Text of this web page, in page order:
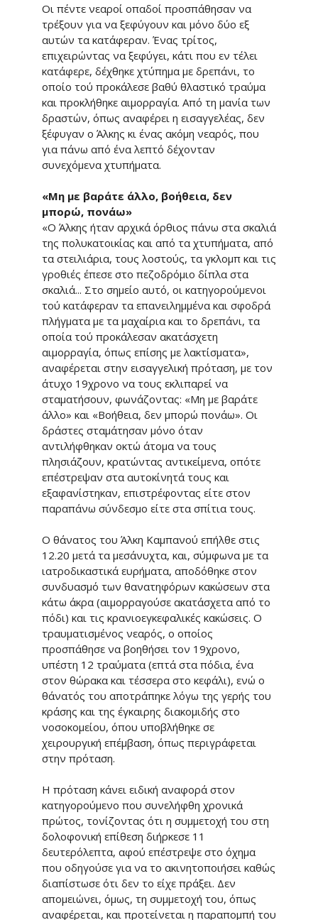
Οι πέντε νεαροί οπαδοί προσπάθησαν να
τρέξουν για να ξεφύγουν και μόνο δύο εξ
αυτών τα κατάφεραν. Ένας τρίτος,
επιχειρώντας να ξεφύγει, κάτι που εν τέλει
κατάφερε, δέχθηκε χτύπημα με δρεπάνι, το
οποίο τού προκάλεσε βαθύ θλαστικό τραύμα
και προκλήθηκε αιμορραγία. Από τη μανία των
δραστών, όπως αναφέρει η εισαγγελέας, δεν
ξέφυγαν ο Άλκης κι ένας ακόμη νεαρός, που
για πάνω από ένα λεπτό δέχονταν
συνεχόμενα χτυπήματα.
«Μη με βαράτε άλλο, βοήθεια, δεν
μπορώ, πονάω»
«Ο Άλκης ήταν αρχικά όρθιος πάνω στα σκαλιά
της πολυκατοικίας και από τα χτυπήματα, από
τα στειλιάρια, τους λοστούς, τα γκλομπ και τις
γροθιές έπεσε στο πεζοδρόμιο δίπλα στα
σκαλιά... Στο σημείο αυτό, οι κατηγορούμενοι
τού κατάφεραν τα επανειλημμένα και σφοδρά
πλήγματα με τα μαχαίρια και το δρεπάνι, τα
οποία τού προκάλεσαν ακατάσχετη
αιμορραγία, όπως επίσης με λακτίσματα»,
αναφέρεται στην εισαγγελική πρόταση, με τον
άτυχο 19χρονο να τους εκλιπαρεί να
σταματήσουν, φωνάζοντας: «Μη με βαράτε
άλλο» και «Βοήθεια, δεν μπορώ πονάω». Οι
δράστες σταμάτησαν μόνο όταν
αντιλήφθηκαν οκτώ άτομα να τους
πλησιάζουν, κρατώντας αντικείμενα, οπότε
επέστρεψαν στα αυτοκίνητά τους και
εξαφανίστηκαν, επιστρέφοντας είτε στον
παραπάνω σύνδεσμο είτε στα σπίτια τους.
Ο θάνατος του Άλκη Καμπανού επήλθε στις
12.20 μετά τα μεσάνυχτα, και, σύμφωνα με τα
ιατροδικαστικά ευρήματα, αποδόθηκε στον
συνδυασμό των θανατηφόρων κακώσεων στα
κάτω άκρα (αιμορραγούσε ακατάσχετα από το
πόδι) και τις κρανιοεγκεφαλικές κακώσεις. Ο
τραυματισμένος νεαρός, ο οποίος
προσπάθησε να βοηθήσει τον 19χρονο,
υπέστη 12 τραύματα (επτά στα πόδια, ένα
στον θώρακα και τέσσερα στο κεφάλι), ενώ ο
θάνατός του αποτράπηκε λόγω της γερής του
κράσης και της έγκαιρης διακομιδής στο
νοσοκομείου, όπου υποβλήθηκε σε
χειρουργική επέμβαση, όπως περιγράφεται
στην πρόταση.
Η πρόταση κάνει ειδική αναφορά στον
κατηγορούμενο που συνελήφθη χρονικά
πρώτος, τονίζοντας ότι η συμμετοχή του στη
δολοφονική επίθεση διήρκεσε 11
δευτερόλεπτα, αφού επέστρεψε στο όχημα
που οδηγούσε για να το ακινητοποιήσει καθώς
διαπίστωσε ότι δεν το είχε πράξει. Δεν
απομειώνει, όμως, τη συμμετοχή του, όπως
αναφέρεται, και προτείνεται η παραπομπή του